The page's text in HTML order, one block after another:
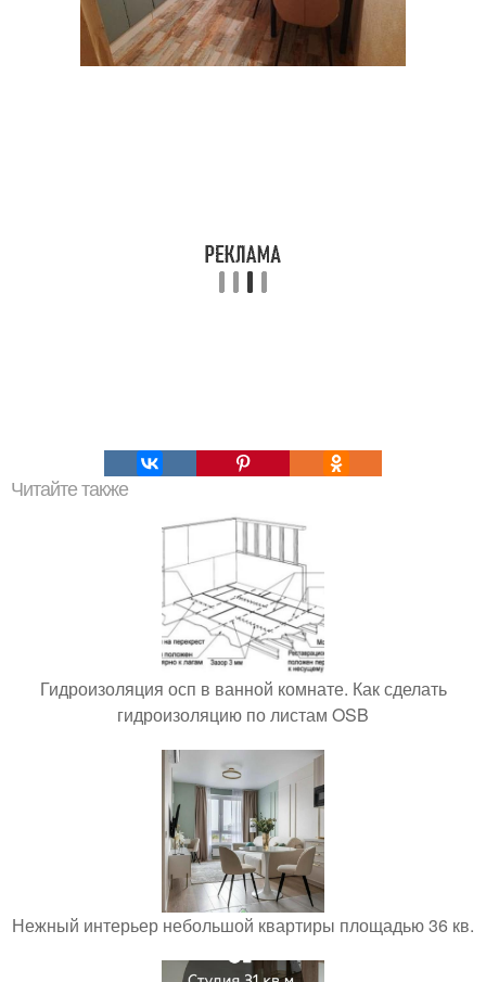
Читайте также
Гидроизоляция осп в ванной комнате. Как сделать
гидроизоляцию по листам OSB
Нежный интерьер небольшой квартиры площадью 36 кв.